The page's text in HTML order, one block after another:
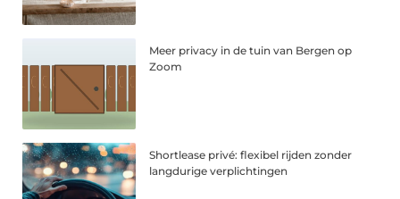
Meer privacy in de tuin van Bergen op
Zoom
Shortlease privé: flexibel rijden zonder
langdurige verplichtingen